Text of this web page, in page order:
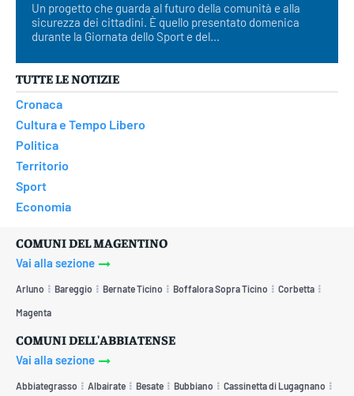
Un progetto che guarda al futuro della comunità e alla
sicurezza dei cittadini. È quello presentato domenica
durante la Giornata dello Sport e del...
TUTTE LE NOTIZIE
Cronaca
Cultura e Tempo Libero
Politica
Territorio
Sport
Economia
COMUNI DEL MAGENTINO
Vai alla sezione
Arluno Bareggio Bernate Ticino Boffalora Sopra Ticino Corbetta
Magenta
COMUNI DELL'ABBIATENSE
Vai alla sezione
Abbiategrasso Albairate Besate Bubbiano Cassinetta di Lugagnano